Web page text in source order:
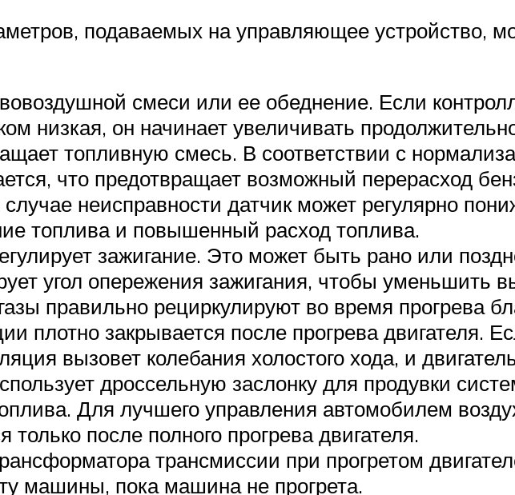
подаваемых на управляющее устройство,
смеси или ее обеднение. Если
низкая, он начинает увеличивать
топливную смесь. В соответствии с
что предотвращает возможный перерасход
неисправности датчик может регулярно
топлива и повышенный расход топлива.
зажигание. Это может быть рано или
угол опережения зажигания, чтобы уменьшить
правильно рециркулируют во время прогрева
плотно закрывается после прогрева двигателя.
вызовет колебания холостого хода, и
дроссельную заслонку для продувки
Для лучшего управления автомобилем
только после полного прогрева двигателя.
трансмиссии при прогретом
машины, пока машина не прогрета.